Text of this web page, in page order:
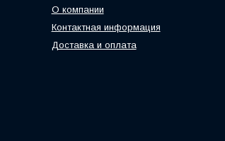
О компании
Контактная информация
Доставка и оплата